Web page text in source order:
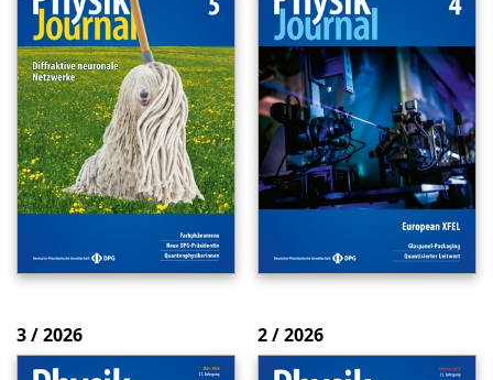
3 / 2026 2 / 2026